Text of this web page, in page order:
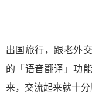
出国旅行，跟老外
的「语音翻译」功
来，交流起来就十分